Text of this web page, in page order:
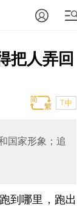
把人弄回
T中
国家形象；追
到哪里，跑出